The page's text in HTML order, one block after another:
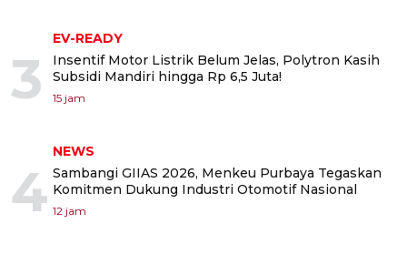
3
EV-READY
Insentif Motor Listrik Belum Jelas, Polytron Kasih
Subsidi Mandiri hingga Rp 6,5 Juta!
15 jam
4
NEWS
Sambangi GIIAS 2026, Menkeu Purbaya Tegaskan
Komitmen Dukung Industri Otomotif Nasional
12 jam